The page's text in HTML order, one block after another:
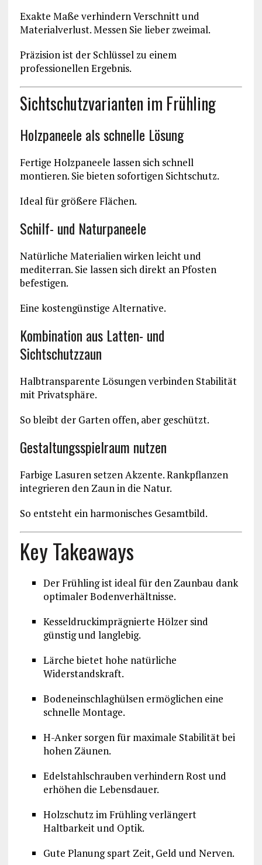
Exakte Maße verhindern Verschnitt und
Materialverlust. Messen Sie lieber zweimal.
Präzision ist der Schlüssel zu einem
professionellen Ergebnis.
Sichtschutzvarianten im Frühling
Holzpaneele als schnelle Lösung
Fertige Holzpaneele lassen sich schnell
montieren. Sie bieten sofortigen Sichtschutz.
Ideal für größere Flächen.
Schilf- und Naturpaneele
Natürliche Materialien wirken leicht und
mediterran. Sie lassen sich direkt an Pfosten
befestigen.
Eine kostengünstige Alternative.
Kombination aus Latten- und
Sichtschutzzaun
Halbtransparente Lösungen verbinden Stabilität
mit Privatsphäre.
So bleibt der Garten offen, aber geschützt.
Gestaltungsspielraum nutzen
Farbige Lasuren setzen Akzente. Rankpflanzen
integrieren den Zaun in die Natur.
So entsteht ein harmonisches Gesamtbild.
Key Takeaways
Der Frühling ist ideal für den Zaunbau dank
optimaler Bodenverhältnisse.
Kesseldruckimprägnierte Hölzer sind
günstig und langlebig.
Lärche bietet hohe natürliche
Widerstandskraft.
Bodeneinschlaghülsen ermöglichen eine
schnelle Montage.
H-Anker sorgen für maximale Stabilität bei
hohen Zäunen.
Edelstahlschrauben verhindern Rost und
erhöhen die Lebensdauer.
Holzschutz im Frühling verlängert
Haltbarkeit und Optik.
Gute Planung spart Zeit, Geld und Nerven.